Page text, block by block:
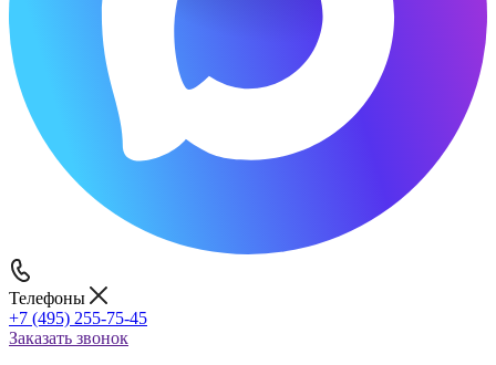
Телефоны
+7 (495) 255-75-45
Заказать звонок